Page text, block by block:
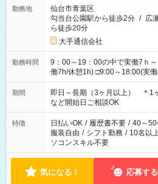
勤務地
仙台市青葉区
勾当台公園駅から徒歩2分 / 広
ら徒歩20分
大手通信会社
勤務時間
9：00～19：00の中で実働7ｈ～ ＜シフト例＞ □9:00～17:00(実
働7h/休憩1h) □9:00～18:00(実
期間
即日～長期（3ヶ月以上） ＊1
など開始日ご相談OK
特徴 日払いOK / 履歴書不要 / 40～50
服装自由 / シフト勤務 / 10名以
ソコンスキル不要
気になる！ 応募する